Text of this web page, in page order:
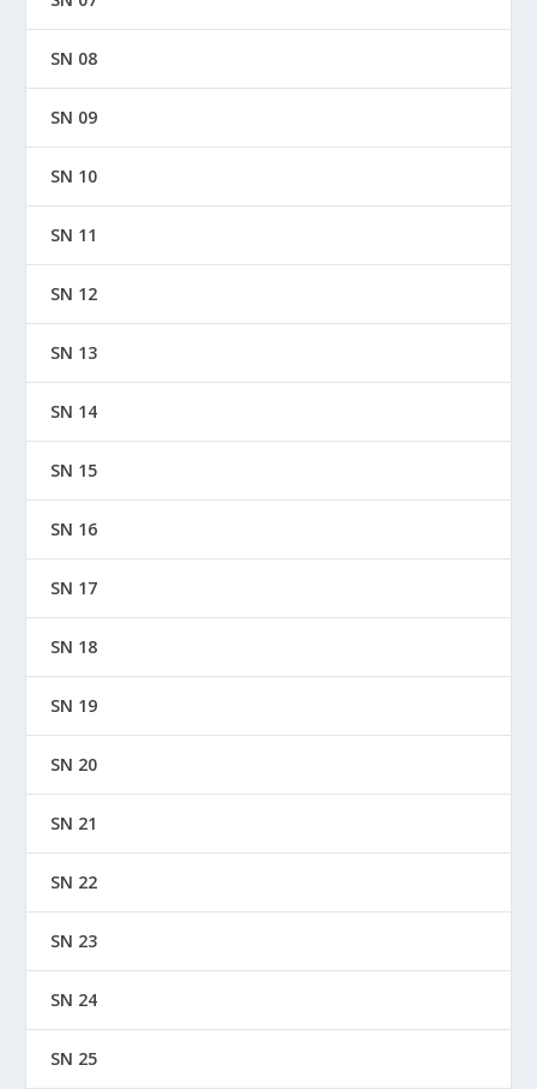
SN 08
SN 09
SN 10
SN 11
SN 12
SN 13
SN 14
SN 15
SN 16
SN 17
SN 18
SN 19
SN 20
SN 21
SN 22
SN 23
SN 24
SN 25